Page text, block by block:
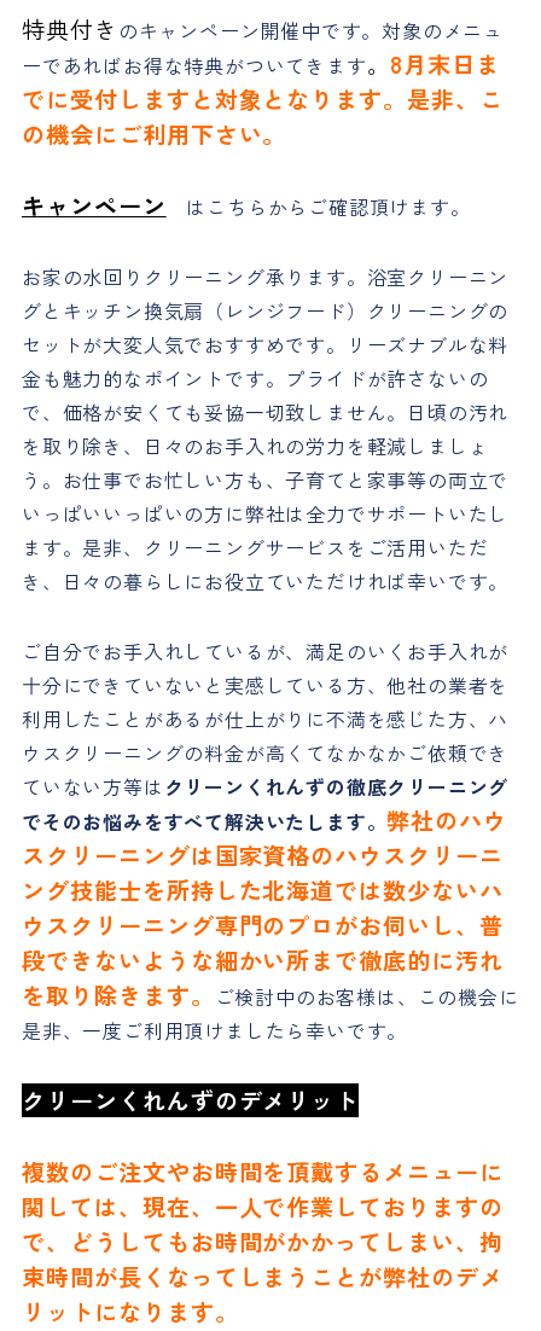
特典付き のキャンペーン開催中です。対象のメニュ
ーであればお得な特典がついてきます。 8月末日ま
でに受付しますと対象となります。是非、こ
の機会にご利用下さい。
キャンペーン はこちらからご確認頂けます。
お家の水回りクリーニング承ります。浴室クリーニン
グとキッチン換気扇（レンジフード）クリーニングの
セットが大変人気でおすすめです。リーズナブルな料
金も魅力的なポイントです。プライドが許さないの
で、価格が安くても妥協一切致しません。日頃の汚れ
を取り除き、日々のお手入れの労力を軽減しましょ
う。お仕事でお忙しい方も、子育てと家事等の両立で
いっぱいいっぱいの方に弊社は全力でサポートいたし
ます。是非、クリーニングサービスをご活用いただ
き、日々の暮らしにお役立ていただければ幸いです。
ご自分でお手入れしているが、満足のいくお手入れが
十分にできていないと実感している方、他社の業者を
利用したことがあるが仕上がりに不満を感じた方、ハ
ウスクリーニングの料金が高くてなかなかご依頼でき
ていない方等は クリーンくれんずの徹底クリーニング
でそのお悩みをすべて解決いたします。 弊社のハウ
スクリーニングは国家資格のハウスクリーニ
ング技能士を所持した北海道では数少ないハ
ウスクリーニング専門のプロがお伺いし、普
段できないような細かい所まで徹底的に汚れ
を取り除きます。
ご検討中のお客様は、この機会に
是非、一度ご利用頂けましたら幸いです。
クリーンくれんずのデメリット
複数のご注文やお時間を頂戴するメニューに
関しては、現在、一人で作業しておりますの
で、どうしてもお時間がかかってしまい、拘
束時間が長くなってしまうことが弊社のデメ
リットになります。